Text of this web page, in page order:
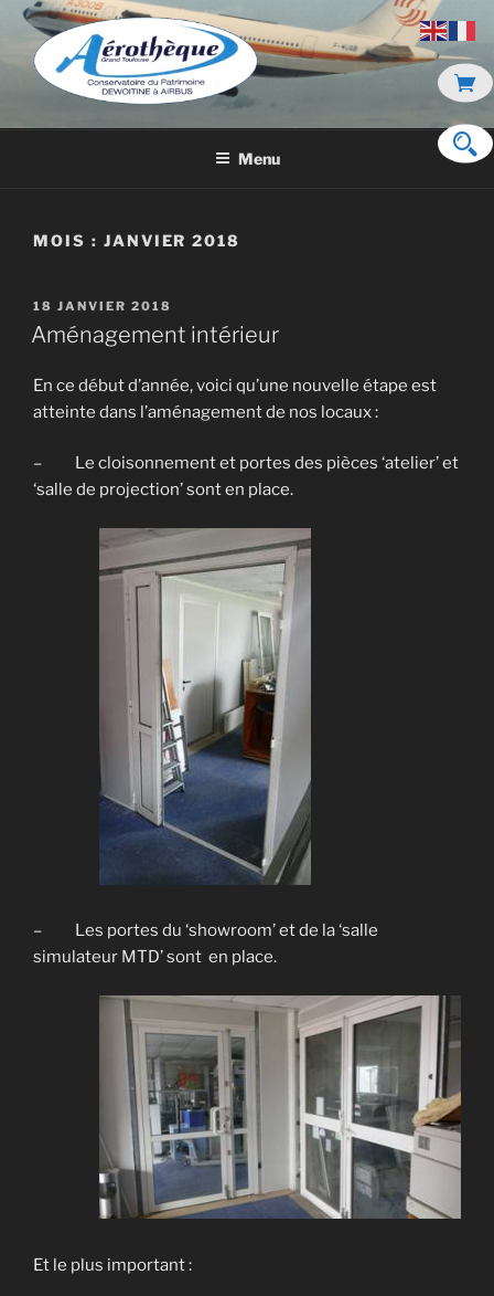
Aller
contenu
principal
DE DEWOITINE À AIRBUS
Menu
MOIS : JANVIER 2018
PUBLIÉ
LE
18 JANVIER 2018
Aménagement intérieur
En ce début d’année, voici qu’une nouvelle étape est
atteinte dans l’aménagement de nos locaux :
– Le cloisonnement et portes des pièces ‘atelier’ et
‘salle de projection’ sont en place.
– Les portes du ‘showroom’ et de la ‘salle
simulateur MTD’ sont en place.
Et le plus important :